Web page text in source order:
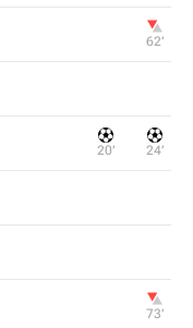
62‎’‎
20‎’‎ 24‎’‎
73‎’‎